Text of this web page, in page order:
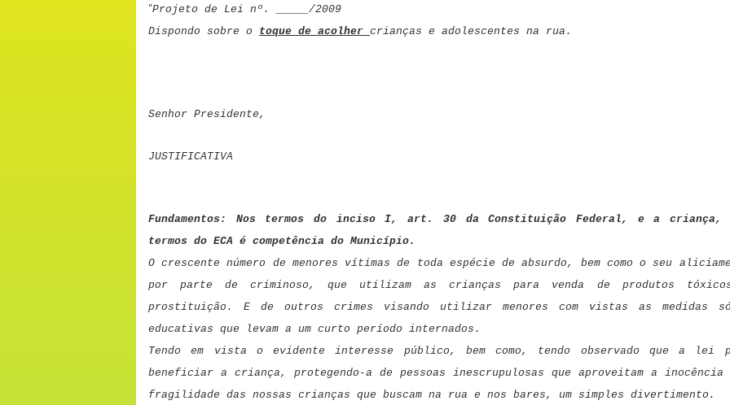
“Projeto de Lei nº. _____/2009
Dispondo sobre o toque de acolher crianças e adolescentes na rua.
Senhor Presidente,
JUSTIFICATIVA
Fundamentos: Nos termos do inciso I, art. 30 da Constituição Federal, e a criança,
termos do ECA é competência do Município.
O crescente número de menores vítimas de toda espécie de absurdo, bem como o seu
por parte de criminoso, que utilizam as crianças para venda de produtos
prostituição. E de outros crimes visando utilizar menores com vistas as medidas
educativas que levam a um curto período internados.
Tendo em vista o evidente interesse público, bem como, tendo observado que a lei
beneficiar a criança, protegendo-a de pessoas inescrupulosas que aproveitam a inocência
fragilidade das nossas crianças que buscam na rua e nos bares, um simples divertimento.